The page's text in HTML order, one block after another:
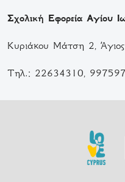
Σχολική Εφορεία Αγίου
Κυριάκου Μάτση 2,
Τηλ.: 22634310,